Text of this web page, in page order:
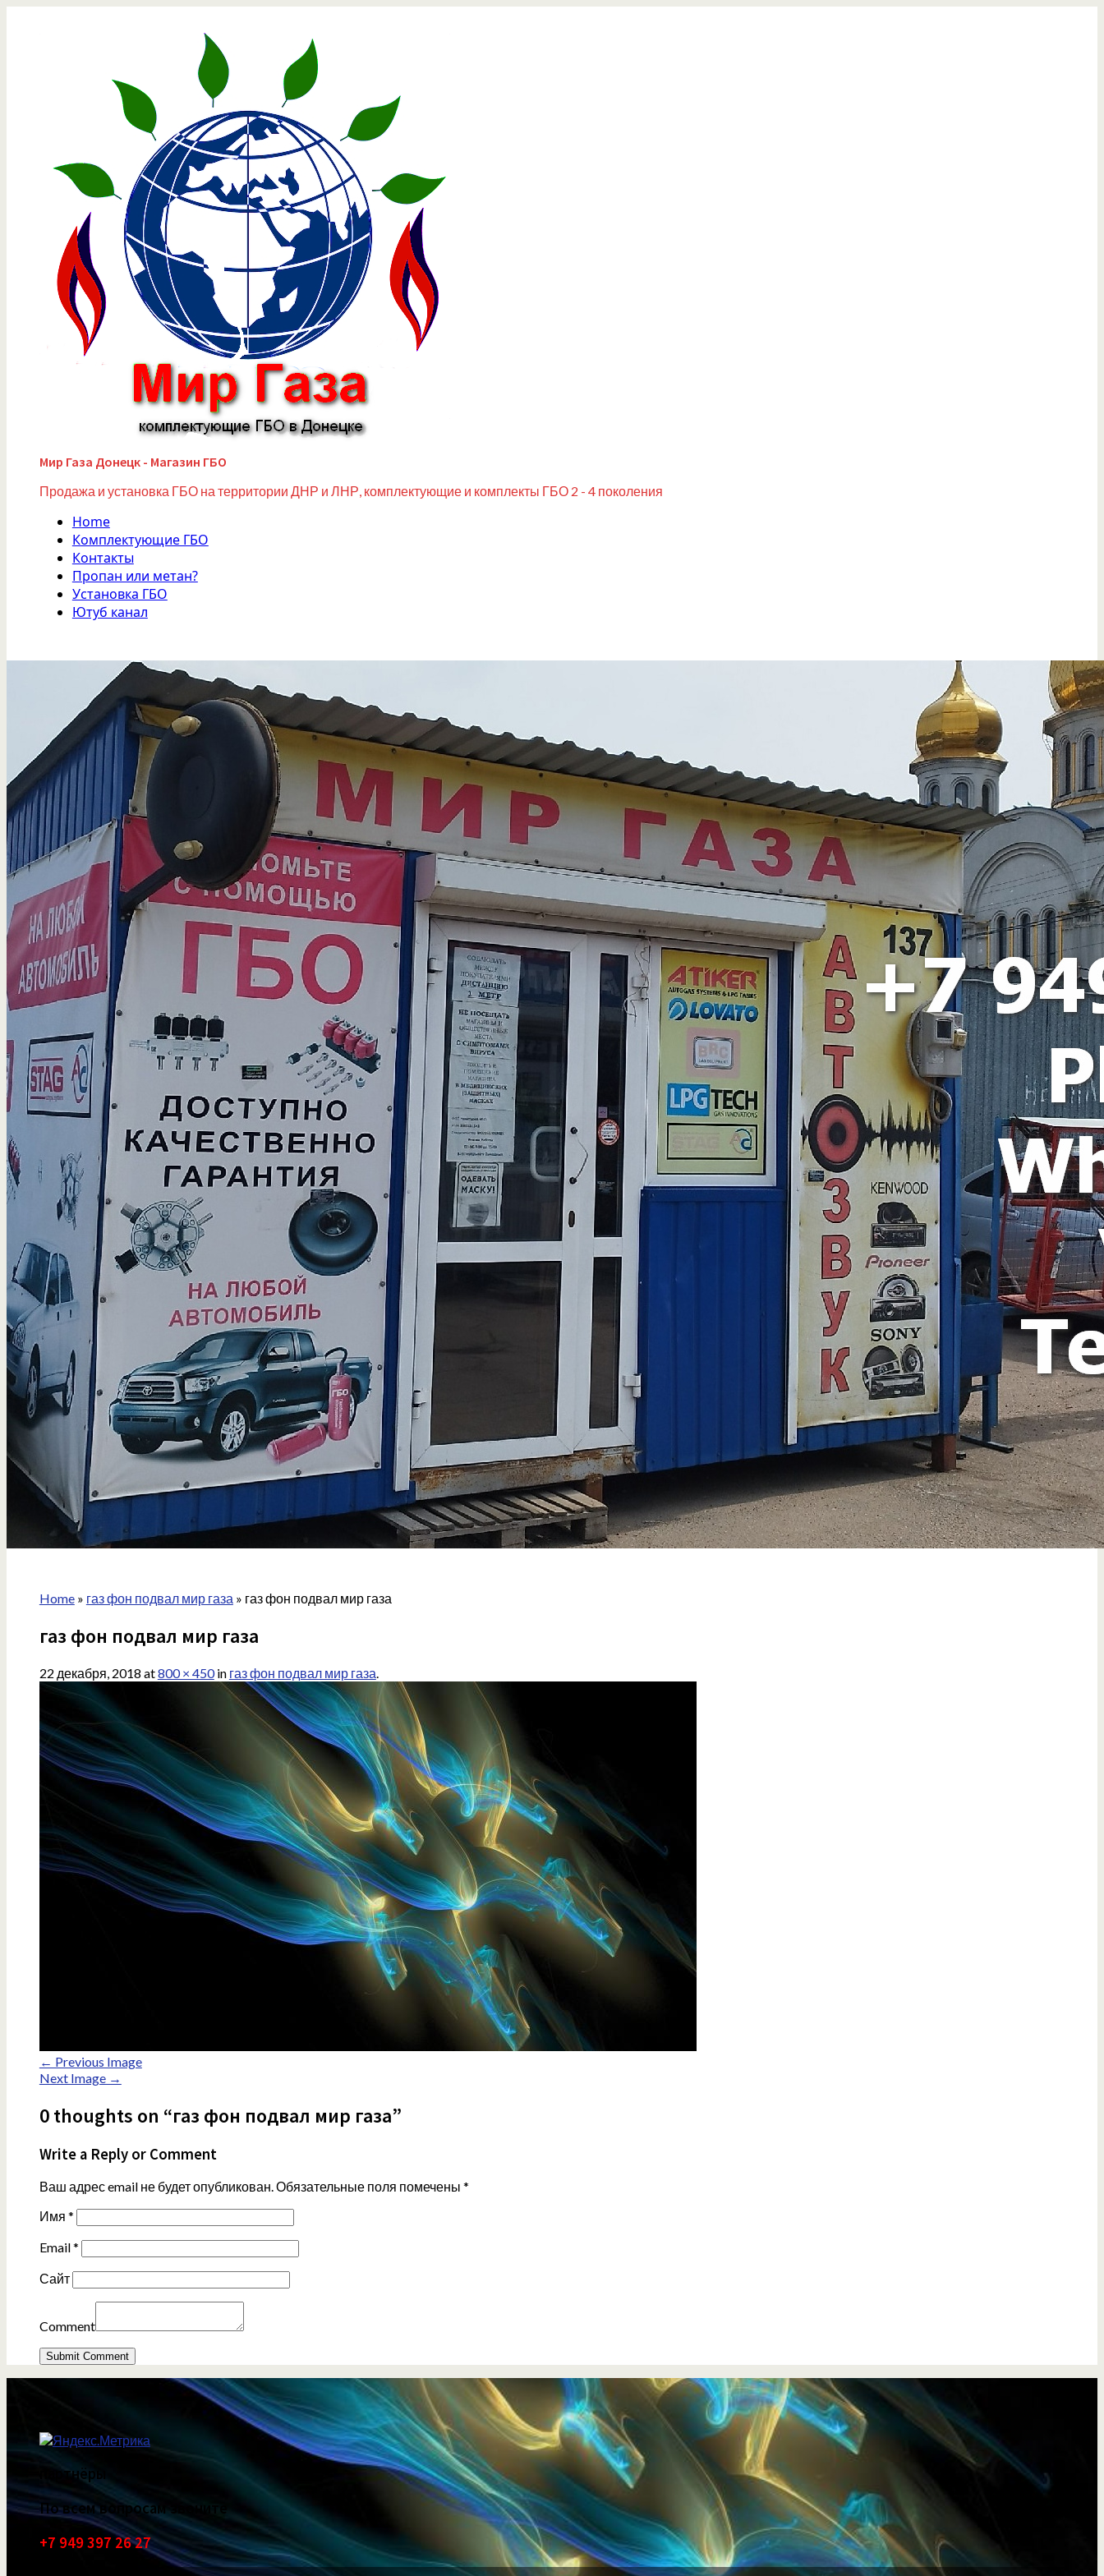
Мир Газа Донецк - Магазин ГБО
Продажа и установка ГБО на территории ДНР и ЛНР, комплектующие и комплекты ГБО 2 - 4 поколения
Home
Комплектующие ГБО
Контакты
Пропан или метан?
Установка ГБО
Ютуб канал
Home» газ фон подвал мир газа » газ фон подвал мир газа
газ фон подвал мир газа
22 декабря, 2018 at800 × 450in газ фон подвал мир газа.
← Previous Image
Next Image →
0 thoughts on “газ фон подвал мир газа”
Write a Reply or Comment
Ваш адрес email не будет опубликован.Обязательные поля помечены *
Имя *
Email*
Сайт
Comment
партнёры
По всем вопросам звоните
+7 949 397 26 27